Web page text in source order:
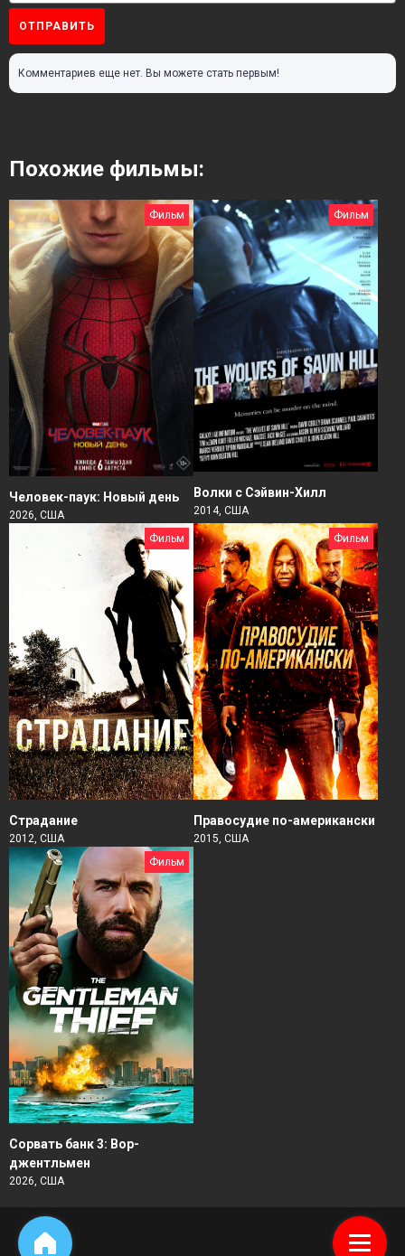
ОТПРАВИТЬ
Комментариев еще нет. Вы можете стать первым!
Похожие фильмы:
Фильм
Человек-паук: Новый день
2026, США
Фильм
Волки с Сэйвин-Хилл
2014, США
Фильм
Страдание
2012, США
Фильм
Правосудие по-американски
2015, США
Фильм
Сорвать банк 3: Вор-
джентльмен
2026, США